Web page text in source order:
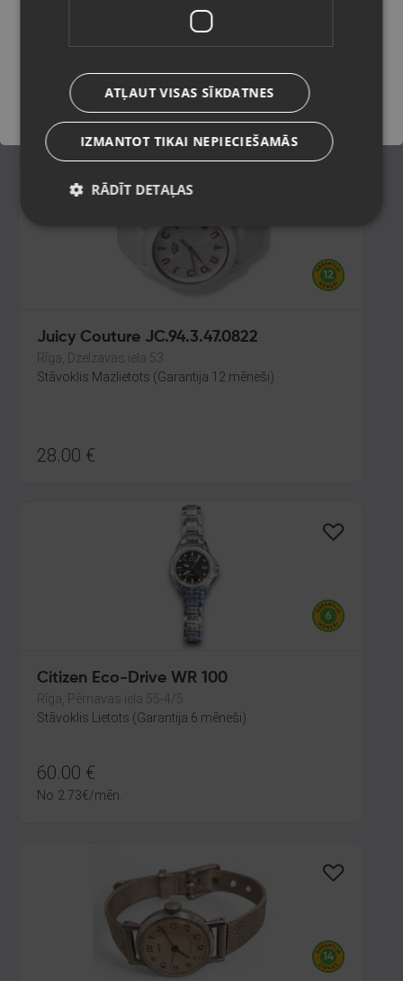
Stāvoklis Lietots (Garantija 6 mēneši)
100.00 €
4.55€/mēn.
Juicy Couture JC.94.3.47.0822
Rīga, Dzelzavas iela 53
Stāvoklis Mazlietots (Garantija 12 mēneši)
28.00 €
Citizen Eco-Drive WR 100
Rīga, Pērnavas iela 55-4/5
Stāvoklis Lietots (Garantija 6 mēneši)
60.00 €
No 2.73€/mēn.
Saglabāt
ATĻAUT VISAS SĪKDATNES
IZMANTOT TIKAI NEPIECIEŠAMĀS
RĀDĪT DETAĻAS